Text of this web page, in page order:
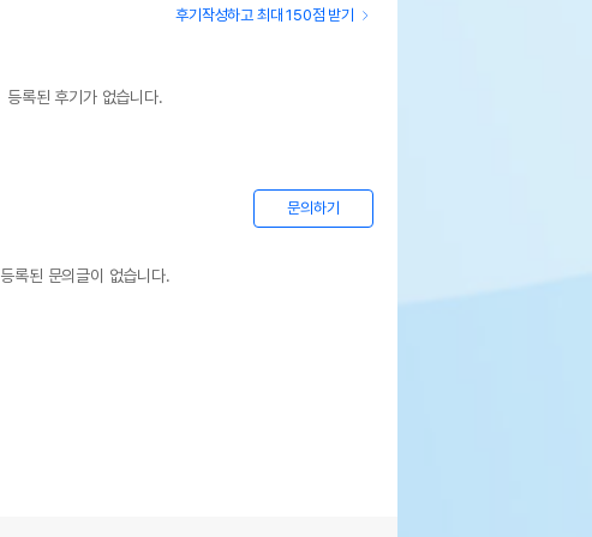
후기작성하고 최대 150점 받기
등록된 후기가 없습니다.
문의하기
등록된 문의글이 없습니다.